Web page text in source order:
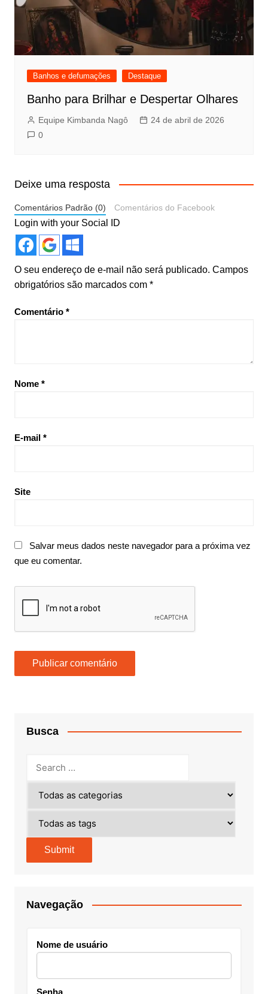
Banhos e defumações Destaque
Banho para Brilhar e Despertar Olhares
Equipe Kimbanda Nagô
24 de abril de 2026
0
Deixe uma resposta
Comentários Padrão (0) Comentários do Facebook
Login with your Social ID
O seu endereço de e-mail não será publicado. Campos
obrigatórios são marcados com *
Comentário *
Nome *
E-mail *
Site
Salvar meus dados neste navegador para a próxima vez
que eu comentar.
Busca
Navegação
Nome de usuário
Senha